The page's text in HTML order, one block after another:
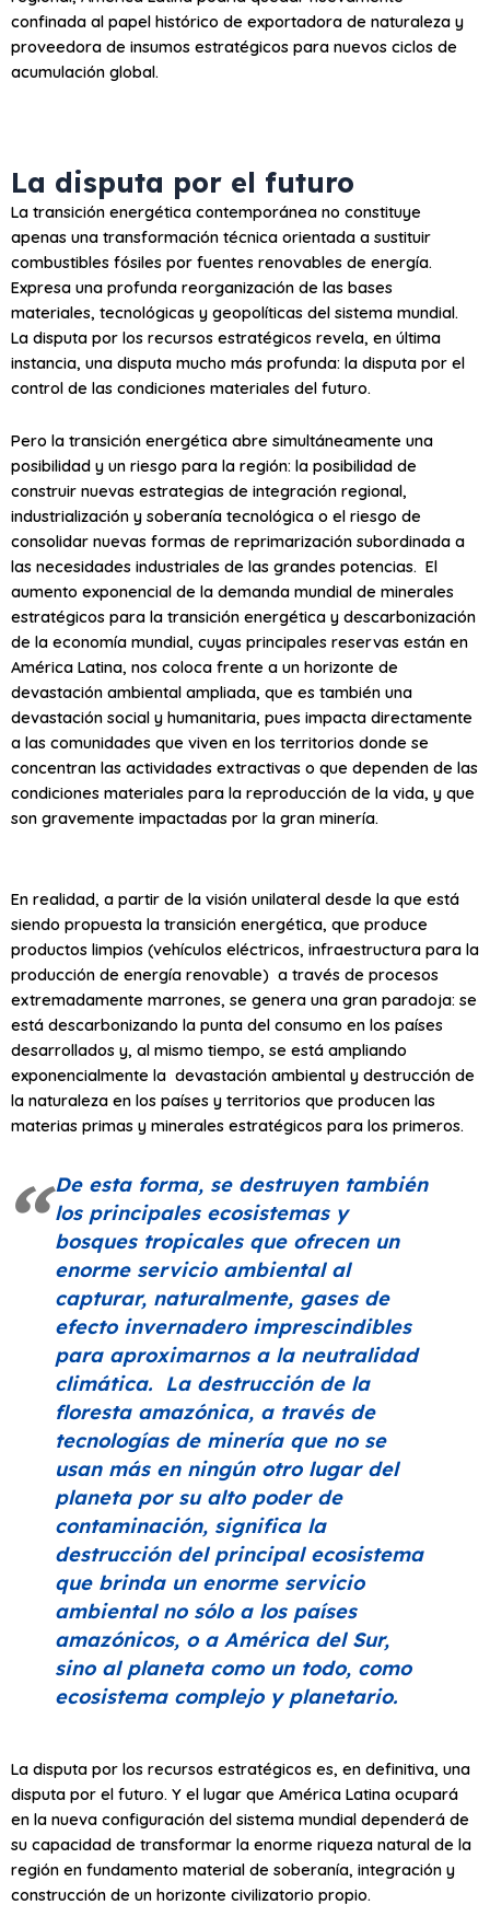
confinada al papel histórico de exportadora de naturaleza y
proveedora de insumos estratégicos para nuevos ciclos de
acumulación global.
La disputa por el futuro
La transición energética contemporánea no constituye
apenas una transformación técnica orientada a sustituir
combustibles fósiles por fuentes renovables de energía.
Expresa una profunda reorganización de las bases
materiales, tecnológicas y geopolíticas del sistema mundial.
La disputa por los recursos estratégicos revela, en última
instancia, una disputa mucho más profunda: la disputa por el
control de las condiciones materiales del futuro.
Pero la transición energética abre simultáneamente una
posibilidad y un riesgo para la región: la posibilidad de
construir nuevas estrategias de integración regional,
industrialización y soberanía tecnológica o el riesgo de
consolidar nuevas formas de reprimarización subordinada a
las necesidades industriales de las grandes potencias. El
aumento exponencial de la demanda mundial de minerales
estratégicos para la transición energética y descarbonización
de la economía mundial, cuyas principales reservas están en
América Latina, nos coloca frente a un horizonte de
devastación ambiental ampliada, que es también una
devastación social y humanitaria, pues impacta directamente
a las comunidades que viven en los territorios donde se
concentran las actividades extractivas o que dependen de las
condiciones materiales para la reproducción de la vida, y que
son gravemente impactadas por la gran minería.
En realidad, a partir de la visión unilateral desde la que está
siendo propuesta la transición energética, que produce
productos limpios (vehículos eléctricos, infraestructura para la
producción de energía renovable) a través de procesos
extremadamente marrones, se genera una gran paradoja: se
está descarbonizando la punta del consumo en los países
desarrollados y, al mismo tiempo, se está ampliando
exponencialmente la devastación ambiental y destrucción de
la naturaleza en los países y territorios que producen las
materias primas y minerales estratégicos para los primeros.
De esta forma, se destruyen también
los principales ecosistemas y
bosques tropicales que ofrecen un
enorme servicio ambiental al
capturar, naturalmente, gases de
efecto invernadero imprescindibles
para aproximarnos a la neutralidad
climática. La destrucción de la
floresta amazónica, a través de
tecnologías de minería que no se
usan más en ningún otro lugar del
planeta por su alto poder de
contaminación, significa la
destrucción del principal ecosistema
que brinda un enorme servicio
ambiental no sólo a los países
amazónicos, o a América del Sur,
sino al planeta como un todo, como
ecosistema complejo y planetario.
La disputa por los recursos estratégicos es, en definitiva, una
disputa por el futuro. Y el lugar que América Latina ocupará
en la nueva configuración del sistema mundial dependerá de
su capacidad de transformar la enorme riqueza natural de la
región en fundamento material de soberanía, integración y
construcción de un horizonte civilizatorio propio.